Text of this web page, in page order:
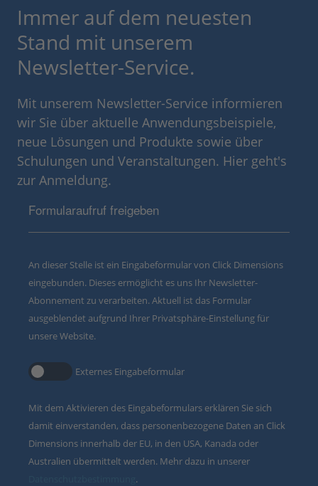
Immer auf dem neuesten
Stand mit unserem
Newsletter-Service.
Mit unserem Newsletter-Service informieren
wir Sie über aktuelle Anwendungsbeispiele,
neue Lösungen und Produkte sowie über
Schulungen und Veranstaltungen. Hier geht's
zur Anmeldung.
Formularaufruf freigeben
An dieser Stelle ist ein Eingabeformular von Click Dimensions
eingebunden. Dieses ermöglicht es uns Ihr Newsletter-
Abonnement zu verarbeiten. Aktuell ist das Formular
ausgeblendet aufgrund Ihrer Privatsphäre-Einstellung für
unsere Website.
Externes Eingabeformular
Mit dem Aktivieren des Eingabeformulars erklären Sie sich
damit einverstanden, dass personenbezogene Daten an Click
Dimensions innerhalb der EU, in den USA, Kanada oder
Australien übermittelt werden. Mehr dazu in unserer
.